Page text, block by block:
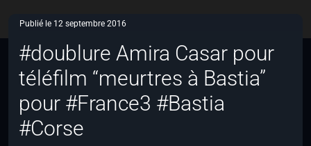
Publié le 12 septembre 2016
#doublure Amira Casar pour
téléfilm “meurtres à Bastia”
pour #France3 #Bastia
#Corse